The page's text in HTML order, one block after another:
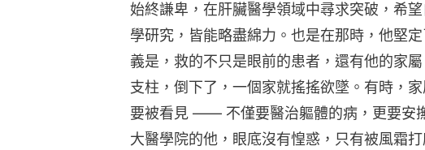
始終謙卑，在肝臟醫學領域中尋求突破，希
學研究，皆能略盡綿力。也是在那時，他堅
義是，救的不只是眼前的患者，還有他的家
支柱，倒下了，一個家就搖搖欲墜。有時，
要被看見 —— 不僅要醫治軀體的病，更要安
大醫學院的他，眼底沒有惶惑，只有被風霜